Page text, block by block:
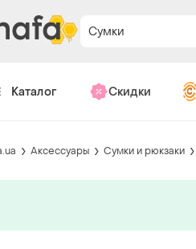
Сумки
Каталог Скидки
Аксессуары Сумки и рюкзаки